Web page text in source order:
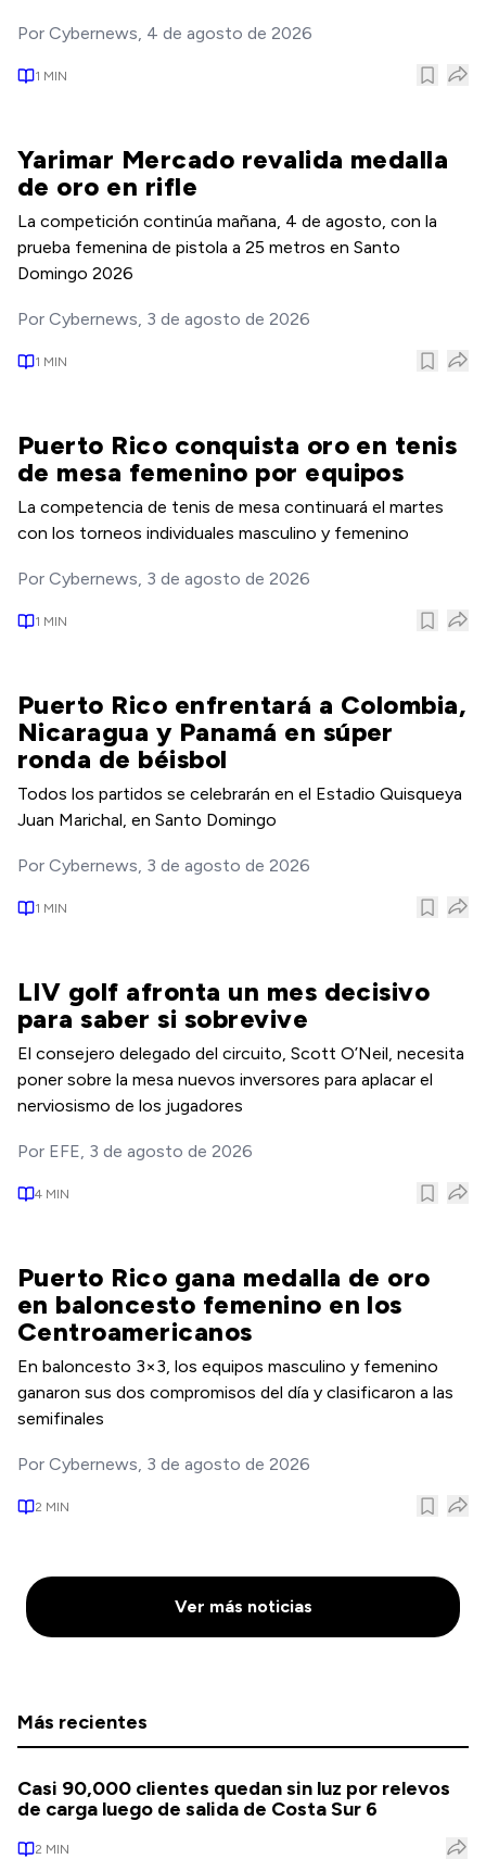
Por Cybernews, 4 de agosto de 2026
1 MIN
Yarimar Mercado revalida medalla
de oro en rifle
La competición continúa mañana, 4 de agosto, con la
prueba femenina de pistola a 25 metros en Santo
Domingo 2026
Por Cybernews, 3 de agosto de 2026
1 MIN
Puerto Rico conquista oro en tenis
de mesa femenino por equipos
La competencia de tenis de mesa continuará el martes
con los torneos individuales masculino y femenino
Por Cybernews, 3 de agosto de 2026
1 MIN
Puerto Rico enfrentará a Colombia,
Nicaragua y Panamá en súper
ronda de béisbol
Todos los partidos se celebrarán en el Estadio Quisqueya
Juan Marichal, en Santo Domingo
Por Cybernews, 3 de agosto de 2026
1 MIN
LIV golf afronta un mes decisivo
para saber si sobrevive
El consejero delegado del circuito, Scott O’Neil, necesita
poner sobre la mesa nuevos inversores para aplacar el
nerviosismo de los jugadores
Por EFE, 3 de agosto de 2026
4 MIN
Puerto Rico gana medalla de oro
en baloncesto femenino en los
Centroamericanos
En baloncesto 3×3, los equipos masculino y femenino
ganaron sus dos compromisos del día y clasificaron a las
semifinales
Por Cybernews, 3 de agosto de 2026
2 MIN
Ver más noticias
Más recientes
Casi 90,000 clientes quedan sin luz por relevos
de carga luego de salida de Costa Sur 6
2 MIN